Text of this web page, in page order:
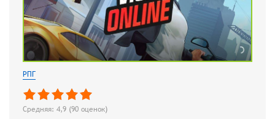
РПГ
Средняя: 4,9 (90 оценок)